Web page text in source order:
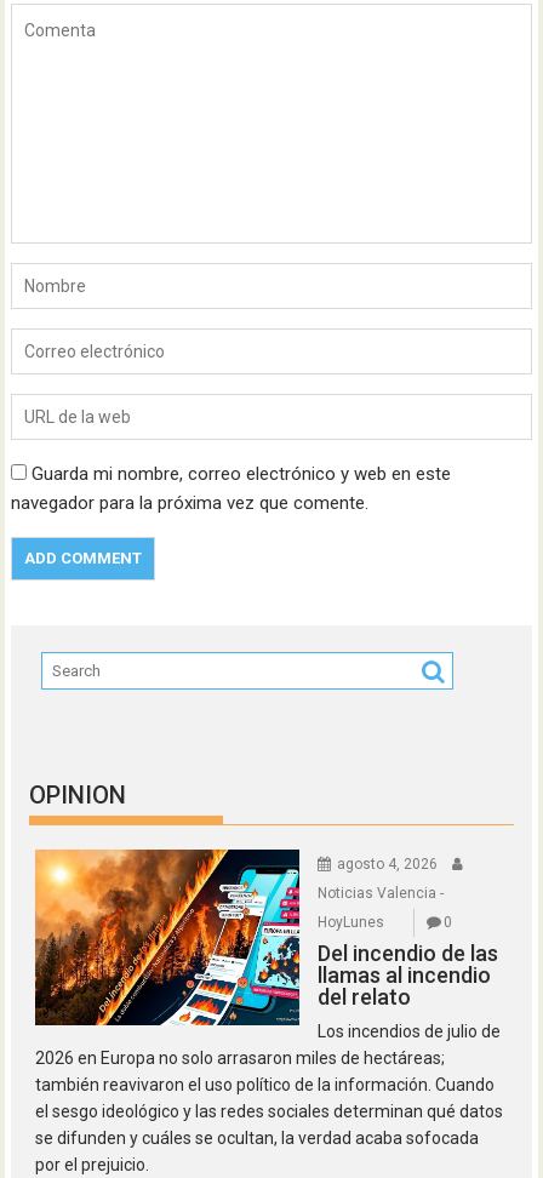
Guarda mi nombre, correo electrónico y web en este
navegador para la próxima vez que comente.
OPINION
agosto 4, 2026
Noticias Valencia -
HoyLunes
0
Del incendio de las
llamas al incendio
del relato
Los incendios de julio de
2026 en Europa no solo arrasaron miles de hectáreas;
también reavivaron el uso político de la información. Cuando
el sesgo ideológico y las redes sociales determinan qué datos
se difunden y cuáles se ocultan, la verdad acaba sofocada
por el prejuicio.